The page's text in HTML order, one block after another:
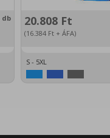
db 20.808 Ft
(16.384 Ft+ ÁFA)
S - 5XL